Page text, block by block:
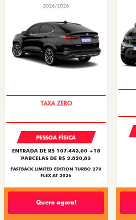
2026/2026
PREÇO IMPERDÍVEL
PESSOA FÍSICA
ENTRADA DE R$ 107.443,00 +18
PARCELAS DE R$ 2.820,83
FASTBACK LIMITED EDITION TURBO 270
FLEX AT 2026
Quero agora!